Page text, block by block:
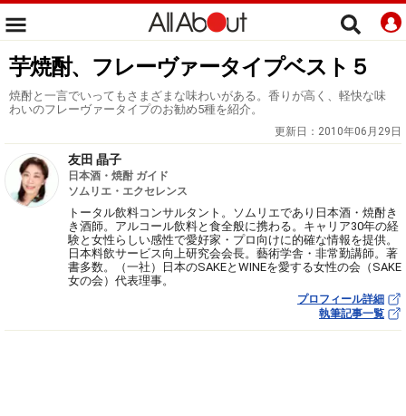
芋焼酎、フレーヴァータイプベスト５
焼酎と一言でいってもさまざまな味わいがある。香りが高く、軽快な味
わいのフレーヴァータイプのお勧め5種を紹介。
更新日： 2010年06月29日
友田 晶子
日本酒・焼酎 ガイド
ソムリエ・エクセレンス
トータル飲料コンサルタント。ソムリエであり日本酒・焼酎き
き酒師。アルコール飲料と食全般に携わる。キャリア30年の経
験と女性らしい感性で愛好家・プロ向けに的確な情報を提供。
日本料飲サービス向上研究会会長。藝術学舎・非常勤講師。著
書多数。（一社）日本のSAKEとWINEを愛する女性の会（SAKE
女の会）代表理事。
プロフィール詳細
執筆記事一覧